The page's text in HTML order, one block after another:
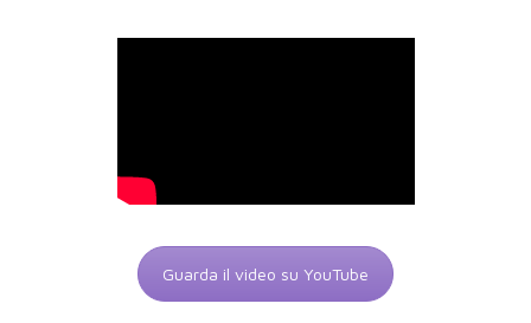
Guarda il video su YouTube